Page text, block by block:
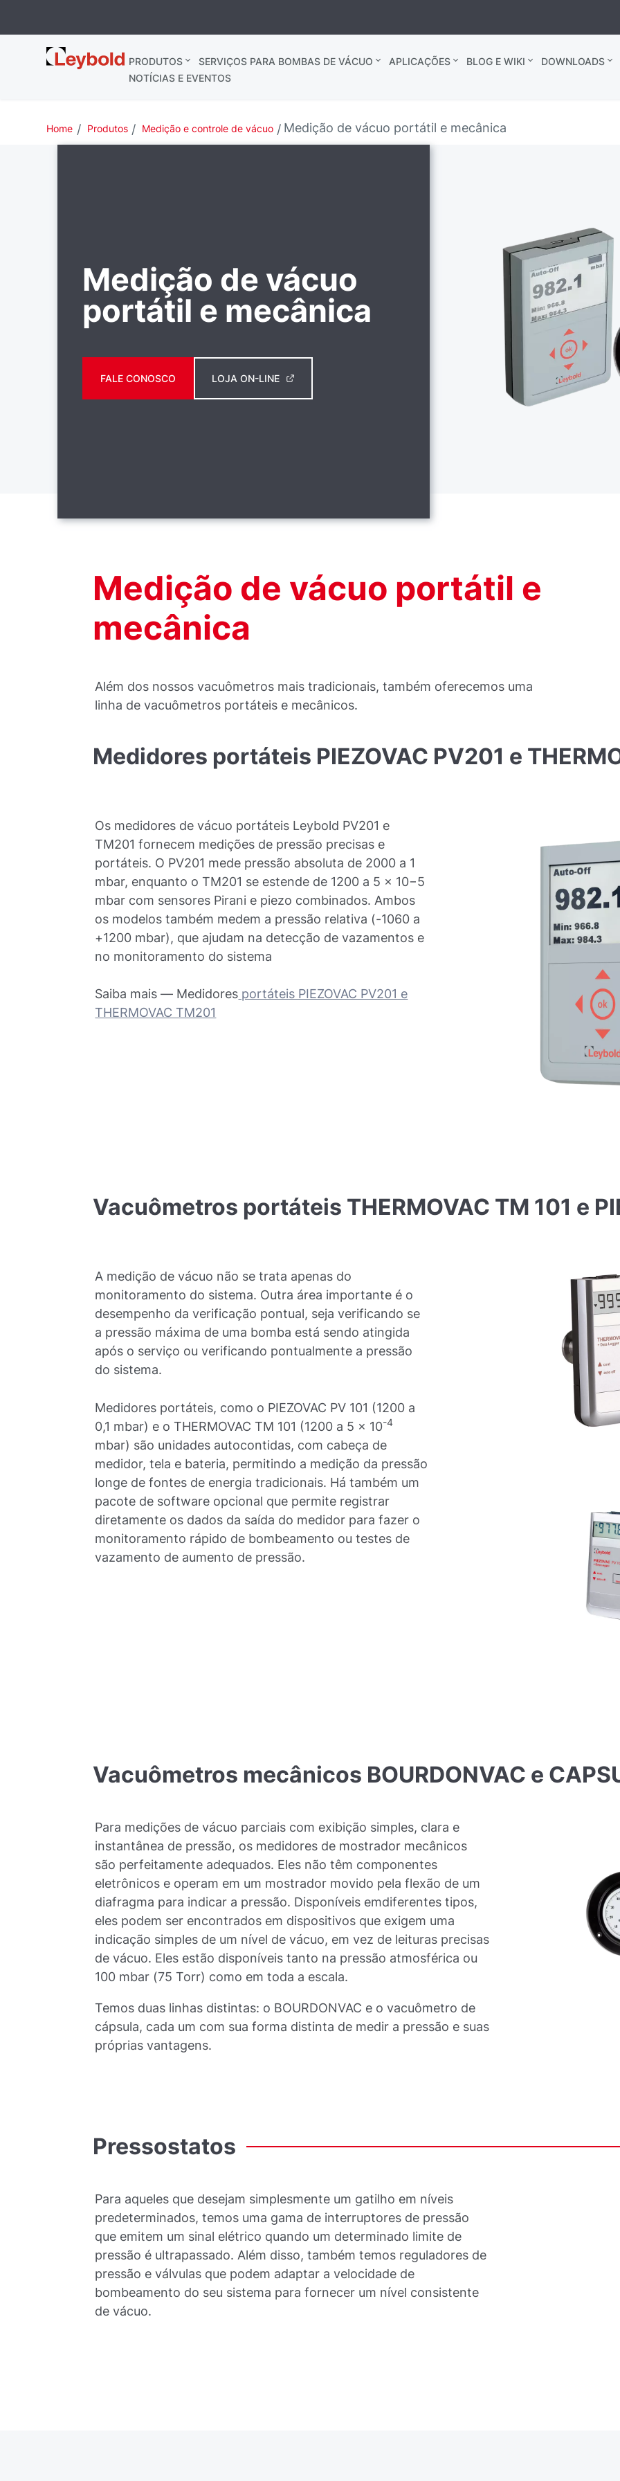
Leybold
Brasil
PRODUTOS SERVIÇOS PARA BOMBAS DE VÁCUO APLICAÇÕES BLOG E WIKI
DOWNLOADS
NOTÍCIAS E EVENTOS
Home Produtos Medição e controle de vácuo Medição de vácuo portátil e mecânica
Medição de vácuo
portátil e mecânica
FALE CONOSCO LOJA ON-LINE
Medição de vácuo portátil e
mecânica
Além dos nossos vacuômetros mais tradicionais, também oferecemos uma
linha de vacuômetros portáteis e mecânicos.
Medidores portáteis PIEZOVAC PV201 e
Os medidores de vácuo portáteis Leybold PV201 e
TM201 fornecem medições de pressão precisas e
portáteis. O PV201 mede pressão absoluta de 2000 a 1
mbar, enquanto o TM201 se estende de 1200 a 5 x 10−5
mbar com sensores Pirani e piezo combinados. Ambos
os modelos também medem a pressão relativa (-1060 a
+1200 mbar), que ajudam na detecção de vazamentos e
no monitoramento do sistema
Saiba mais — Medidores portáteis PIEZOVAC PV201 e
THERMOVAC TM201
Vacuômetros portáteis THERMOVAC TM 101 e
A medição de vácuo não se trata apenas do
monitoramento do sistema. Outra área importante é o
desempenho da verificação pontual, seja verificando se
a pressão máxima de uma bomba está sendo atingida
após o serviço ou verificando pontualmente a pressão
do sistema.
Medidores portáteis, como o PIEZOVAC PV 101 (1200 a
0,1 mbar) e o THERMOVAC TM 101 (1200 a 5 x 10-4
mbar) são unidades autocontidas, com cabeça de
medidor, tela e bateria, permitindo a medição da pressão
longe de fontes de energia tradicionais. Há também um
pacote de software opcional que permite registrar
diretamente os dados da saída do medidor para fazer o
monitoramento rápido de bombeamento ou testes de
vazamento de aumento de pressão.
Vacuômetros mecânicos BOURDONVAC e
Para medições de vácuo parciais com exibição simples, clara e
instantânea de pressão, os medidores de mostrador mecânicos
são perfeitamente adequados. Eles não têm componentes
eletrônicos e operam em um mostrador movido pela flexão de um
diafragma para indicar a pressão. Disponíveis emdiferentes tipos,
eles podem ser encontrados em dispositivos que exigem uma
indicação simples de um nível de vácuo, em vez de leituras precisas
de vácuo. Eles estão disponíveis tanto na pressão atmosférica ou
100 mbar (75 Torr) como em toda a escala.
Temos duas linhas distintas: o BOURDONVAC e o vacuômetro de
cápsula, cada um com sua forma distinta de medir a pressão e suas
próprias vantagens.
Pressostatos
Para aqueles que desejam simplesmente um gatilho em níveis
predeterminados, temos uma gama de interruptores de pressão
que emitem um sinal elétrico quando um determinado limite de
pressão é ultrapassado. Além disso, também temos reguladores de
pressão e válvulas que podem adaptar a velocidade de
bombeamento do seu sistema para fornecer um nível consistente
de vácuo.